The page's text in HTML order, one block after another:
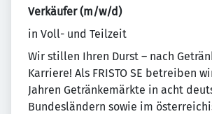
Verkäufer (m/w/d)
in Voll- und Teilzeit
Wir stillen Ihren Durst – nach
Karriere! Als FRISTO SE betreiben
Jahren Getränkemärkte in acht
Bundesländern sowie im